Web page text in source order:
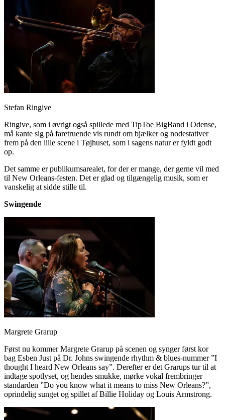
Stefan Ringive
Ringive, som i øvrigt også spillede med TipToe BigBand i Odense,
må kante sig på faretruende vis rundt om bjælker og nodestativer
frem på den lille scene i Tøjhuset, som i sagens natur er fyldt godt
op.
Det samme er publikumsarealet, for der er mange, der gerne vil med
til New Orleans-festen. Det er glad og tilgængelig musik, som er
vanskelig at sidde stille til.
Swingende
Margrete Grarup
Først nu kommer Margrete Grarup på scenen og synger først kor
bag Esben Just på Dr. Johns swingende rhythm & blues-nummer ”I
thought I heard New Orleans say”. Derefter er det Grarups tur til at
indtage spotlyset, og hendes smukke, mørke vokal frembringer
standarden ”Do you know what it means to miss New Orleans?”,
oprindelig sunget og spillet af Billie Holiday og Louis Armstrong.